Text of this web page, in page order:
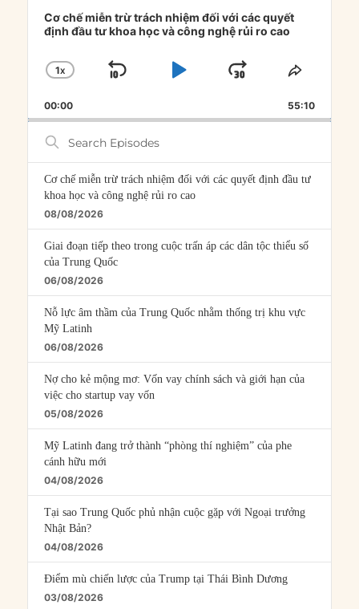
Player
Cơ chế miễn trừ trách nhiệm đối với các quyết
định đầu tư khoa học và công nghệ rủi ro cao
CHANGE
RATE
1X
SKIP
PLAYJUMP
FORWARD
SHARE
00:00 55:10
Search
Episodes
Cơ chế miễn trừ trách nhiệm đối với các quyết định đầu tư
khoa học và công nghệ rủi ro cao
08/08/2026
Giai đoạn tiếp theo trong cuộc trấn áp các dân tộc thiểu số
của Trung Quốc
06/08/2026
Nỗ lực âm thầm của Trung Quốc nhằm thống trị khu vực
Mỹ Latinh
06/08/2026
Nợ cho kẻ mộng mơ: Vốn vay chính sách và giới hạn của
việc cho startup vay vốn
05/08/2026
Mỹ Latinh đang trở thành “phòng thí nghiệm” của phe
cánh hữu mới
04/08/2026
Tại sao Trung Quốc phủ nhận cuộc gặp với Ngoại trưởng
Nhật Bản?
04/08/2026
Điểm mù chiến lược của Trump tại Thái Bình Dương
03/08/2026